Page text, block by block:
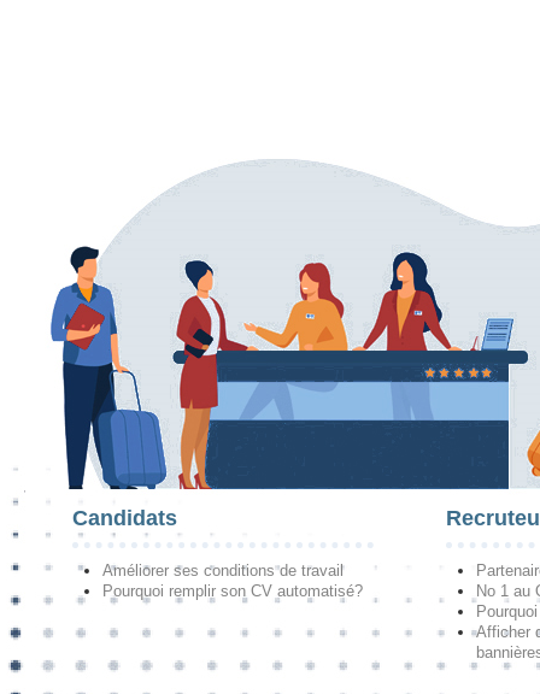
Candidats
Améliorer ses conditions de travail
Pourquoi remplir son CV automatisé?
No 1 au
Afficher